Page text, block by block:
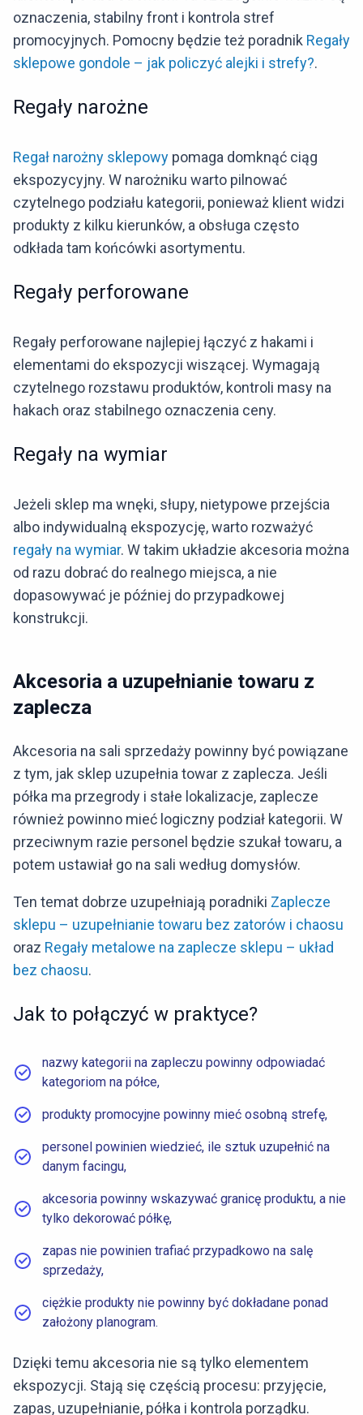
oznaczenia, stabilny front i kontrola stref
promocyjnych. Pomocny będzie też poradnik Regały
sklepowe gondole – jak policzyć alejki i strefy?.
Regały narożne
Regał narożny sklepowy pomaga domknąć ciąg
ekspozycyjny. W narożniku warto pilnować
czytelnego podziału kategorii, ponieważ klient widzi
produkty z kilku kierunków, a obsługa często
odkłada tam końcówki asortymentu.
Regały perforowane
Regały perforowane najlepiej łączyć z hakami i
elementami do ekspozycji wiszącej. Wymagają
czytelnego rozstawu produktów, kontroli masy na
hakach oraz stabilnego oznaczenia ceny.
Regały na wymiar
Jeżeli sklep ma wnęki, słupy, nietypowe przejścia
albo indywidualną ekspozycję, warto rozważyć
regały na wymiar. W takim układzie akcesoria można
od razu dobrać do realnego miejsca, a nie
dopasowywać je później do przypadkowej
konstrukcji.
Akcesoria a uzupełnianie towaru z
zaplecza
Akcesoria na sali sprzedaży powinny być powiązane
z tym, jak sklep uzupełnia towar z zaplecza. Jeśli
półka ma przegrody i stałe lokalizacje, zaplecze
również powinno mieć logiczny podział kategorii. W
przeciwnym razie personel będzie szukał towaru, a
potem ustawiał go na sali według domysłów.
Ten temat dobrze uzupełniają poradniki Zaplecze
sklepu – uzupełnianie towaru bez zatorów i chaosu
oraz Regały metalowe na zaplecze sklepu – układ
bez chaosu.
Jak to połączyć w praktyce?
nazwy kategorii na zapleczu powinny odpowiadać
kategoriom na półce,
produkty promocyjne powinny mieć osobną strefę,
personel powinien wiedzieć, ile sztuk uzupełnić na
danym facingu,
akcesoria powinny wskazywać granicę produktu, a nie
tylko dekorować półkę,
zapas nie powinien trafiać przypadkowo na salę
sprzedaży,
ciężkie produkty nie powinny być dokładane ponad
założony planogram.
Dzięki temu akcesoria nie są tylko elementem
ekspozycji. Stają się częścią procesu: przyjęcie,
zapas, uzupełnianie, półka i kontrola porządku.